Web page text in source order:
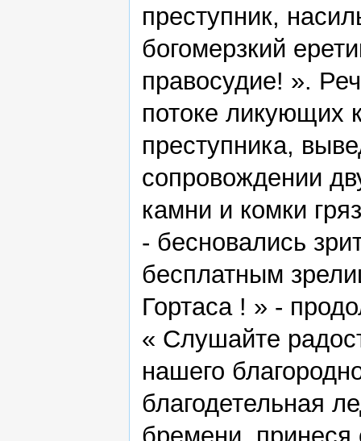
преступник,
богомерзкий
правосудие! ».
потоке ликующих
преступника,
сопровождении
камни и комки
- бесновались
бесплатным
Гортаса ! » -
« Слушайте
нашего
благодетельная